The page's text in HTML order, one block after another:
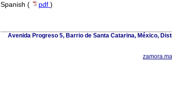
Spanish (
pdf )
Avenida Progreso 5, Barrio de Santa Catarina, México,